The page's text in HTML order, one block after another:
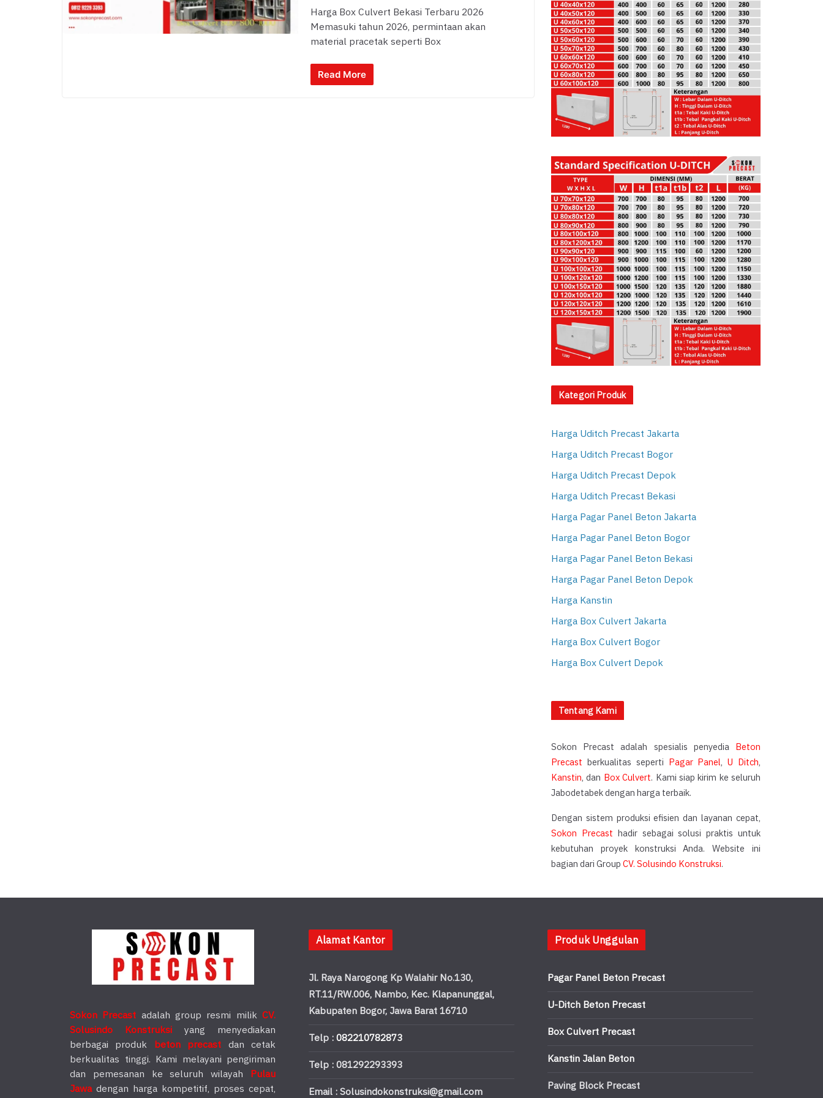
Harga Box Culvert Bekasi Terbaru 2026
Memasuki tahun 2026, permintaan akan
material pracetak seperti Box
Read More
Kategori Produk
Harga Uditch Precast Jakarta
Harga Uditch Precast Bogor
Harga Uditch Precast Depok
Harga Uditch Precast Bekasi
Harga Pagar Panel Beton Jakarta
Harga Pagar Panel Beton Bogor
Harga Pagar Panel Beton Bekasi
Harga Pagar Panel Beton Depok
Harga Kanstin
Harga Box Culvert Jakarta
Harga Box Culvert Bogor
Harga Box Culvert Depok
Tentang Kami
Sokon Precast adalah spesialis penyedia Beton
Precast berkualitas seperti Pagar Panel,U Ditch,
Kanstin, dan Box Culvert. Kami siap kirim ke seluruh
Jabodetabek dengan harga terbaik.
Dengan sistem produksi efisien dan layanan cepat,
Sokon Precast hadir sebagai solusi praktis untuk
kebutuhan proyek konstruksi Anda. Website ini
bagian dari GroupCV. Solusindo Konstruksi.
Sokon Precast adalah group resmi milikCV.
Solusindo Konstruksi yang menyediakan
berbagai produk beton precast dan cetak
berkualitas tinggi. Kami melayani pengiriman
dan pemesanan ke seluruh wilayah Pulau
Jawadengan harga kompetitif, proses cepat,
Alamat Kantor
Jl. Raya Narogong Kp Walahir No.130,
RT.11/RW.006, Nambo, Kec. Klapanunggal,
Kabupaten Bogor, Jawa Barat 16710
Telp :082210782873
Telp : 081292293393
Email : Solusindokonstruksi@gmail.com
Produk Unggulan
Pagar Panel Beton Precast
U-Ditch Beton Precast
Box Culvert Precast
Kanstin Jalan Beton
Paving Block Precast